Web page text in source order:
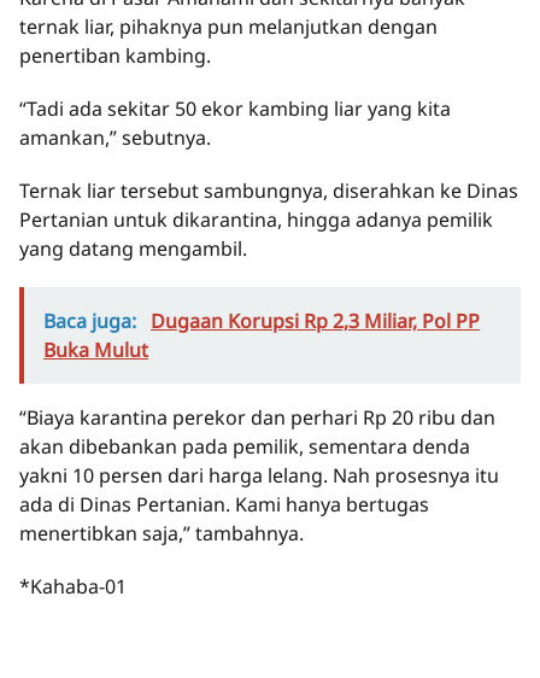
ternak liar, pihaknya pun melanjutkan dengan
penertiban kambing.
“Tadi ada sekitar 50 ekor kambing liar yang kita
amankan,” sebutnya.
Ternak liar tersebut sambungnya, diserahkan ke Dinas
Pertanian untuk dikarantina, hingga adanya pemilik
yang datang mengambil.
Baca juga: Dugaan Korupsi Rp 2,3 Miliar, Pol PP
Buka Mulut
“Biaya karantina perekor dan perhari Rp 20 ribu dan
akan dibebankan pada pemilik, sementara denda
yakni 10 persen dari harga lelang. Nah prosesnya itu
ada di Dinas Pertanian. Kami hanya bertugas
menertibkan saja,” tambahnya.
*Kahaba-01